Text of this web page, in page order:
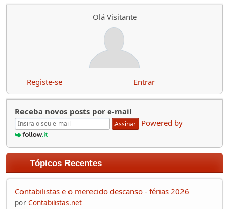
Olá Visitante
Registe-se Entrar
Receba novos posts por e-mail
Assinar Powered by
Tópicos Recentes
Contabilistas e o merecido descanso - férias 2026
por Contabilistas.net